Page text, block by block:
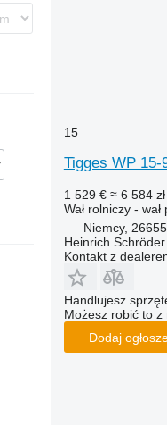
15
Tigges WP 15-
1 529 € ≈ 6 584 zł
Wał rolniczy -
Niemcy,
Heinrich
Kontakt z
Handlujesz
Możesz robić to z
Dodaj